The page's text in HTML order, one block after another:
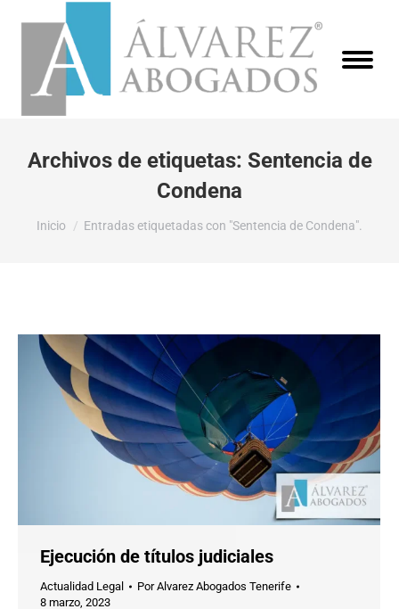
Archivos de etiquetas: Sentencia de
Condena
Estás aquí:
Inicio Entradas etiquetadas con "Sentencia de Condena".
Ejecución de títulos judiciales
Actualidad Legal PorAlvarez Abogados Tenerife
8 marzo, 2023